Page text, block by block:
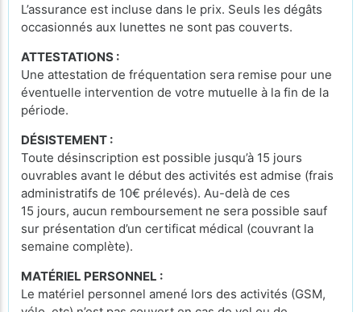
L’assurance est incluse dans le prix. Seuls les dégâts
occasionnés aux lunettes ne sont pas couverts.
ATTESTATIONS :
Une attestation de fréquentation sera remise pour une
éventuelle intervention de votre mutuelle à la fin de la
période.
DÉSISTEMENT :
Toute désinscription est possible jusqu’à 15 jours
ouvrables avant le début des activités est admise (frais
administratifs de 10€ prélevés). Au-delà de ces
15 jours, aucun remboursement ne sera possible sauf
sur présentation d’un certificat médical (couvrant la
semaine complète).
MATÉRIEL PERSONNEL :
Le matériel personnel amené lors des activités (GSM,